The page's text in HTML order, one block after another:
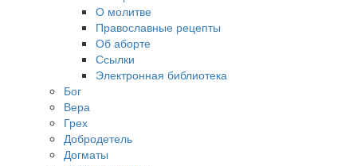
О молитве
Православные рецепты
Об аборте
Ссылки
Электронная библиотека
Бог
Вера
Грех
Добродетель
Догматы